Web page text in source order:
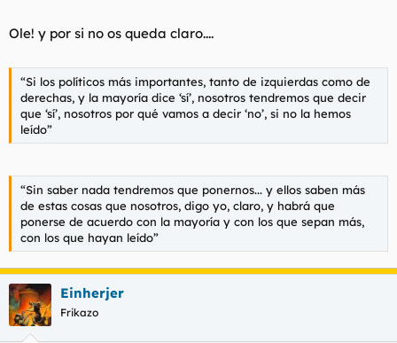
Ole! y por si no os queda claro....
“Si los políticos más importantes, tanto de izquierdas como de
derechas, y la mayoría dice ‘sí’, nosotros tendremos que decir
que ‘sí’, nosotros por qué vamos a decir ‘no’, si no la hemos
leído”
“Sin saber nada tendremos que ponernos... y ellos saben más
de estas cosas que nosotros, digo yo, claro, y habrá que
ponerse de acuerdo con la mayoría y con los que sepan más,
con los que hayan leído”
Einherjer
Frikazo